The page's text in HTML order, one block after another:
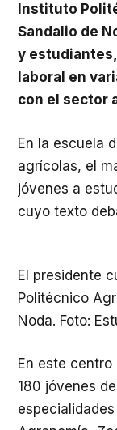
Instituto
Sandalio de
y
laboral en
con el sector
En la escuela
agrícolas, el
jóvenes a
cuyo texto
El presidente
Politécnico
Noda. Foto:
En este
180 jóvenes